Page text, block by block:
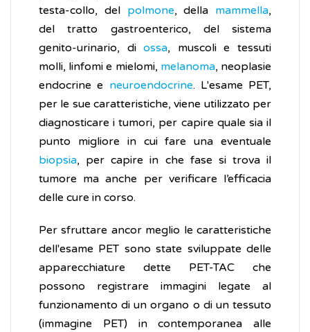
testa-collo, delpolmone, della mammella,
del tratto gastroenterico, del sistema
genito-urinario, diossa, muscoli e tessuti
molli, linfomi e mielomi, melanoma, neoplasie
endocrine e neuroendocrine. L'esame PET,
per le sue caratteristiche, viene utilizzato per
diagnosticare i tumori, per capire quale sia il
punto migliore in cui fare una eventuale
biopsia, per capire in che fase si trova il
tumore ma anche per verificare l’efficacia
delle cure in corso.
Per sfruttare ancor meglio le caratteristiche
dell'esame PET sono state sviluppate delle
apparecchiature dette PET-TAC che
possono registrare immagini legate al
funzionamento di un organo o di un tessuto
(immagine PET) in contemporanea alle